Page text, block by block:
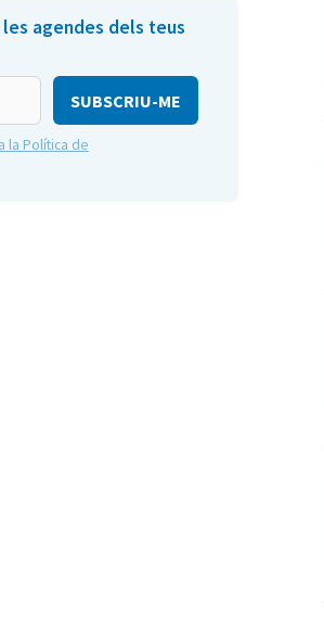
les agendes dels teus
la Política de